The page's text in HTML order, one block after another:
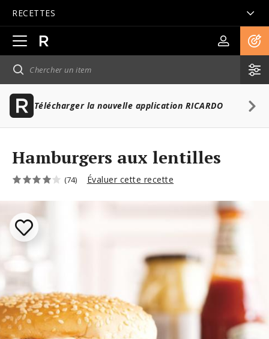
RECETTES
Ouvrir
la
navigation
principale
Télécharger la nouvelle application RICARDO
Hamburgers aux lentilles
(74) Évaluer cette recette